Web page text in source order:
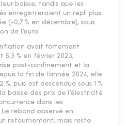
baisse, tandis que les
enregistreraient un repli plus
(-0,7 % en décembre), sous
de l’euro.
avait fortement
% en février 2023,
post-confinement et la
la fin de l’année 2024, elle
%, puis est descendue sous 1 %
baisse des prix de l’électricité
dans les
rebond observé en
retournement, mais reste